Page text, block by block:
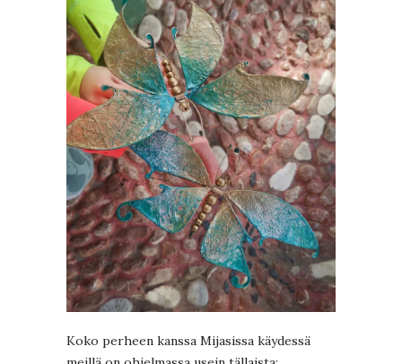
Koko perheen kanssa Mijasissa käydessä